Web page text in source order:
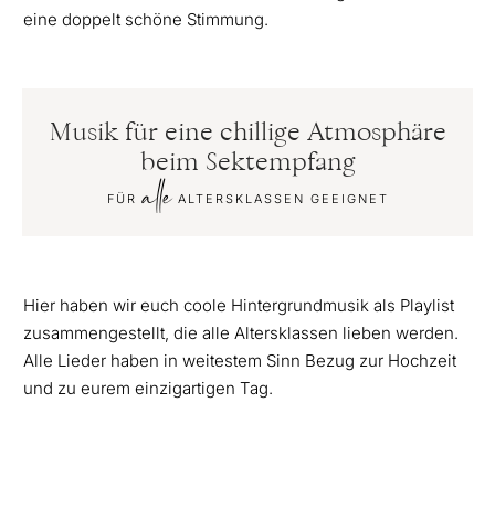
eine doppelt schöne Stimmung.
Musik für eine chillige Atmosphäre
beim Sektempfang
FÜRalleALTERSKLASSEN GEEIGNET
Hier haben wir euch coole Hintergrundmusik als Playlist
zusammengestellt, die alle Altersklassen lieben werden.
Alle Lieder haben in weitestem Sinn Bezug zur Hochzeit
und zu eurem einzigartigen Tag.